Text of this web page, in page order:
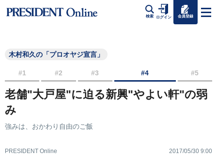
検索 ログイン 会員登録
木村和久の「プロオヤジ宣言」
#1 #2 #3 #4 #5
老舗"大戸屋"に迫る新興"やよい軒"の弱
み
強みは、おかわり自由のご飯
PRESIDENT Online 2017/05/30 9:00